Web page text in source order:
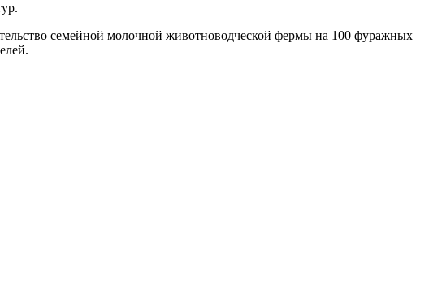
семейной молочной животноводческой фермы на 100 фуражных